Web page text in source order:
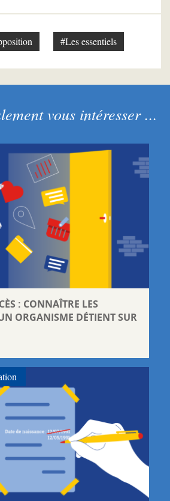
#Les essentiels
vous intéresser ...
: CONNAÎTRE LES
ORGANISME DÉTIENT SUR